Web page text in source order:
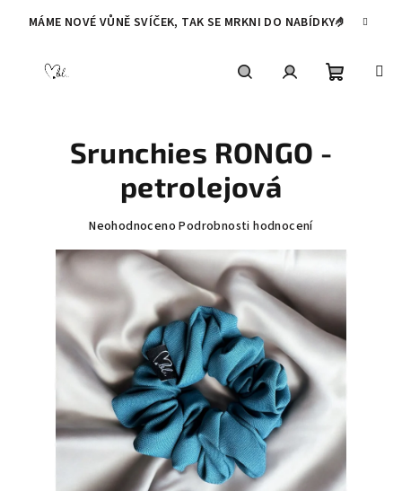
MÁME NOVÉ VŮNĚ SVÍČEK, TAK SE MRKNI DO NABÍDKY🤌
Srunchies RONGO -
petrolejová
produktu
hvězdiček.
Neohodnoceno Podrobnosti hodnocení